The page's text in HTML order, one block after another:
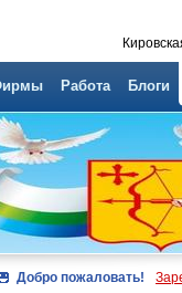
Работа Блоги
Добро пожаловать!